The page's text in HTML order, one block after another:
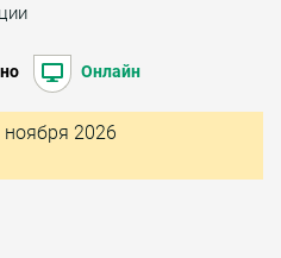
Онлайн
ноября 2026